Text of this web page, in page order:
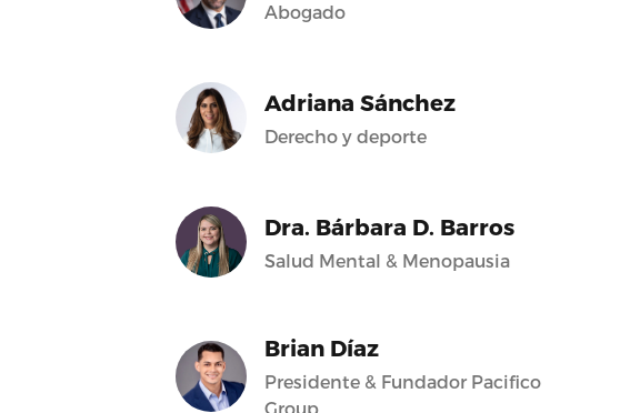
Abogado
Adriana Sánchez
Derecho y deporte
Dra. Bárbara D. Barros
Salud Mental & Menopausia
Brian Díaz
Presidente & Fundador Pacifico
Group